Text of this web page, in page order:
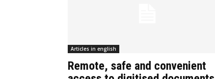
Articles in english
Remote, safe and convenient